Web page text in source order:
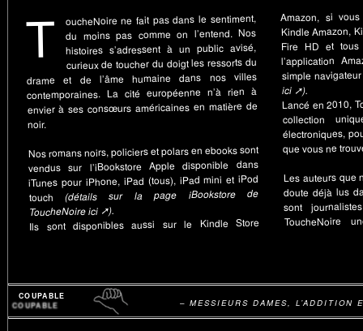
T
oucheNoire ne fait pas dans le sentiment,
du moins pas comme on l’entend. Nos
histoires s’adressent à un public avisé,
curieux de toucher du doigt les ressorts du
drame et de l’âme humaine dans nos villes
contemporaines. La cité européenne n’à rien à
envier à ses consœurs américaines en matière de
noir.
Nos romans noirs, policiers et polars en ebooks sont
vendus sur l’iBookstore Apple disponible dans
iTunes pour iPhone, iPad (tous), iPad mini et iPod
touch (détails sur la page iBookstore de
ToucheNoire ici ➚).
Ils sont disponibles aussi sur le Kindle Store
Amazon, si
Kindle Amazon,
Fire HD et
l’application
simple
ici ➚).
Lancé en 2010,
collection
électroniques,
que vous ne
Les auteurs que
doute déjà lus
sont
ToucheNoire
– MESSIEURS DAMES, L’ADDITION
COUPABLE